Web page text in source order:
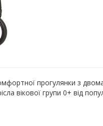
прогулянки з
вікової групи 0+ від